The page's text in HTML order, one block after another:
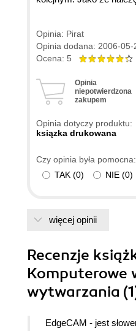
sprawiało mi to na
poznać różne
najlepsza pozycja jaka
spośród dokumentacji
Opinia: Pirat
Opinia dodana: 2006-05-
Ocena: 5
Opinia
niepotwierdzona
zakupem
Opinia dotyczy produktu:
ksiązka drukowana
Czy opinia była pomocna:
TAK (0) NIE (0)
więcej opinii
Recenzje
Komputerowe
wytwarzania
EdgeCAM - jest